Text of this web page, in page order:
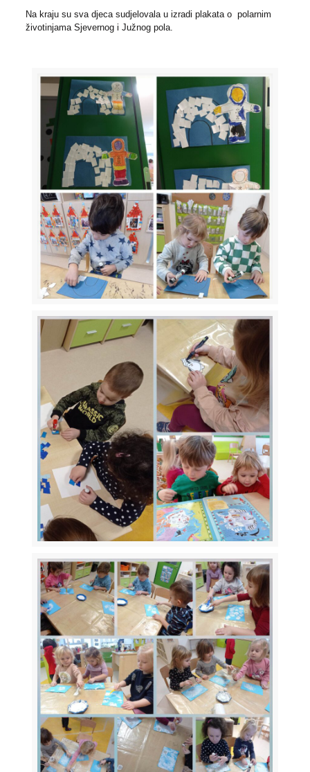
Na kraju su sva djeca sudjelovala u izradi plakata o polarnim
životinjama Sjevernog i Južnog pola.